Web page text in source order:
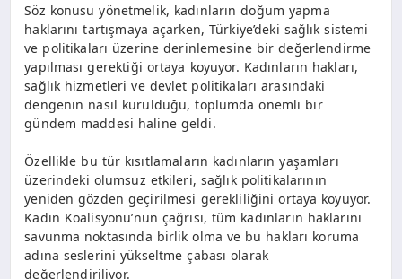
Söz konusu yönetmelik, kadınların doğum yapma
haklarını tartışmaya açarken, Türkiye’deki sağlık sistemi
ve politikaları üzerine derinlemesine bir değerlendirme
yapılması gerektiği ortaya koyuyor. Kadınların hakları,
sağlık hizmetleri ve devlet politikaları arasındaki
dengenin nasıl kurulduğu, toplumda önemli bir
gündem maddesi haline geldi.
Özellikle bu tür kısıtlamaların kadınların yaşamları
üzerindeki olumsuz etkileri, sağlık politikalarının
yeniden gözden geçirilmesi gerekliliğini ortaya koyuyor.
Kadın Koalisyonu’nun çağrısı, tüm kadınların haklarını
savunma noktasında birlik olma ve bu hakları koruma
adına seslerini yükseltme çabası olarak
değerlendiriliyor.